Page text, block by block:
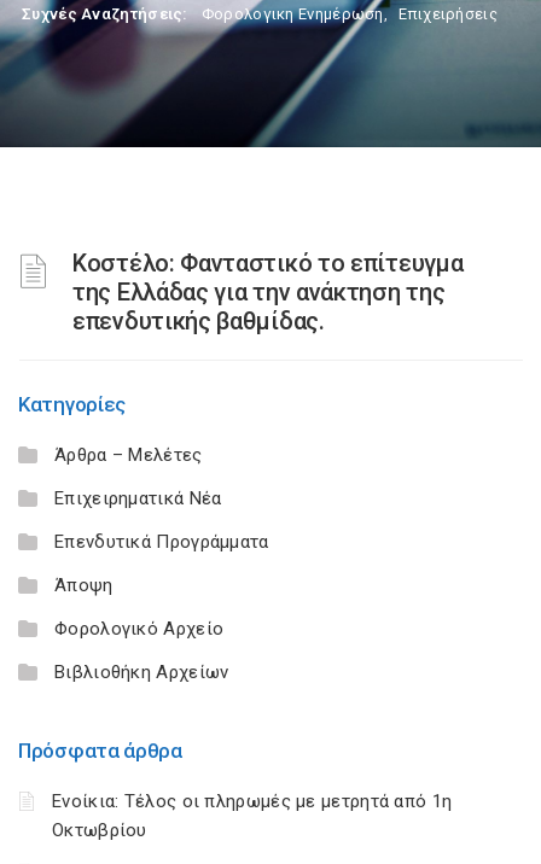
Συχνές Αναζητήσεις: Φορολογικη Ενημέρωση, Επιχειρήσεις
Κοστέλο: Φανταστικό το επίτευγμα
της Ελλάδας για την ανάκτηση της
επενδυτικής βαθμίδας.
Κατηγορίες
Άρθρα – Μελέτες
Επιχειρηματικά Νέα
Επενδυτικά Προγράμματα
Άποψη
Φορολογικό Αρχείο
Βιβλιοθήκη Αρχείων
Πρόσφατα άρθρα
Ενοίκια: Τέλος οι πληρωμές με μετρητά από 1η
Οκτωβρίου